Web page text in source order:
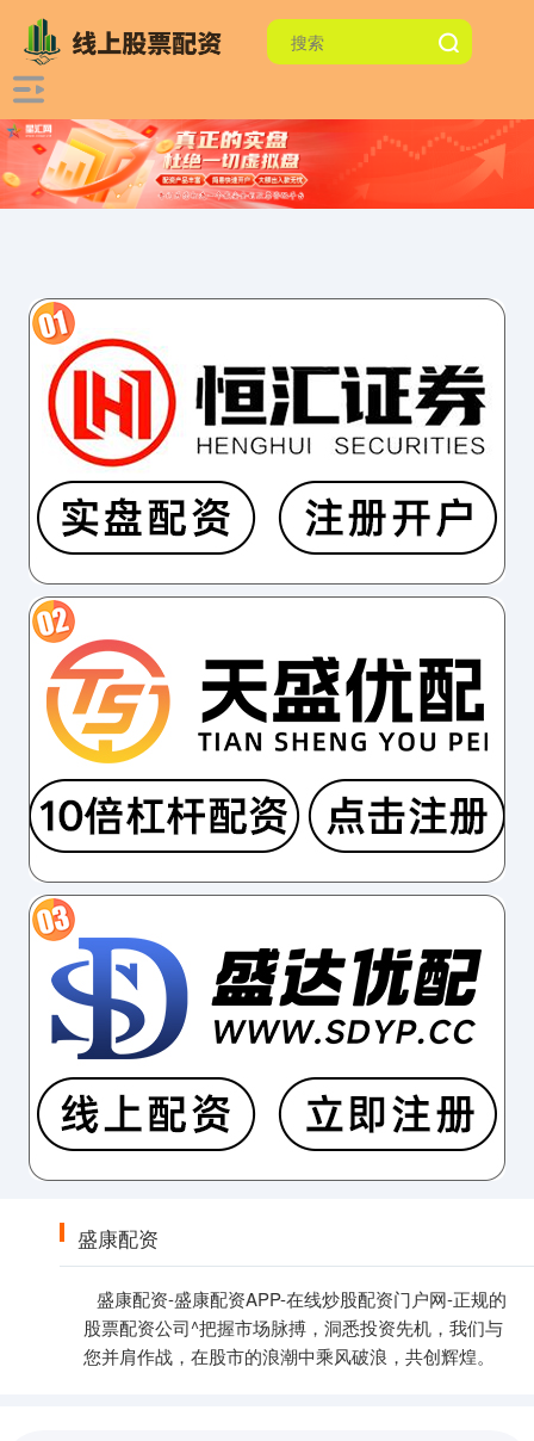
盛康配资
盛康配资-盛康配资APP-在线炒股配资门户网-正规的
股票配资公司^把握市场脉搏，洞悉投资先机，我们与
您并肩作战，在股市的浪潮中乘风破浪，共创辉煌。